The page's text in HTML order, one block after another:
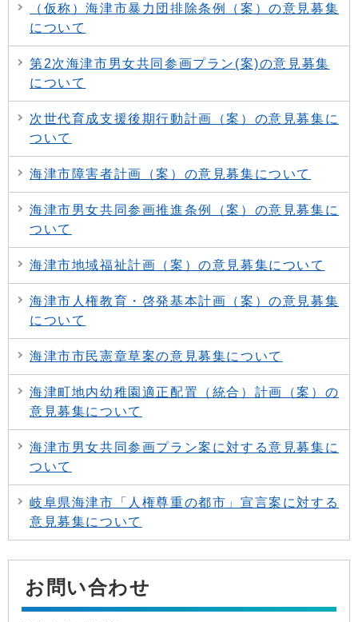
（仮称）海津市暴力団排除条例（案）の意見募集
について
第2次海津市男女共同参画プラン(案)の意見募集
について
次世代育成支援後期行動計画（案）の意見募集に
ついて
海津市障害者計画（案）の意見募集について
海津市男女共同参画推進条例（案）の意見募集に
ついて
海津市地域福祉計画（案）の意見募集について
海津市人権教育・啓発基本計画（案）の意見募集
について
海津市市民憲章草案の意見募集について
海津町地内幼稚園適正配置（統合）計画（案）の
意見募集について
海津市男女共同参画プラン案に対する意見募集に
ついて
岐阜県海津市「人権尊重の都市」宣言案に対する
意見募集について
お問い合わせ